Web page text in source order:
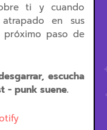
ti y cuando
en sus
próximo paso de
escucha
- punk suene.